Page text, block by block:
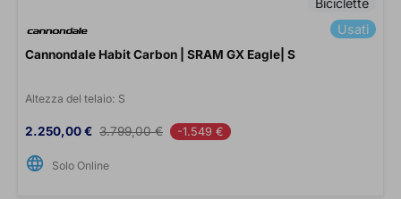
Biciclette
Usati
Cannondale Habit Carbon | SRAM GX Eagle| S
Altezza del telaio: S
Prezzo
2.250,00 € Prezzo base
3.799,00 € -1.549 €
language Solo Online